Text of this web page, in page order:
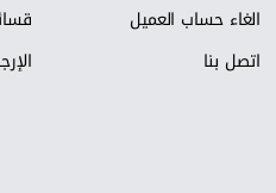
الغاء حساب العميل
اتصل بنا